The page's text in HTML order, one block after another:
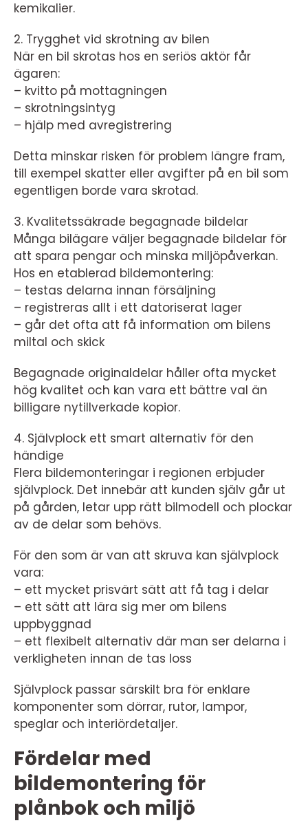
kemikalier.
2. Trygghet vid skrotning av bilen
När en bil skrotas hos en seriös aktör får
ägaren:
– kvitto på mottagningen
– skrotningsintyg
– hjälp med avregistrering
Detta minskar risken för problem längre fram,
till exempel skatter eller avgifter på en bil som
egentligen borde vara skrotad.
3. Kvalitetssäkrade begagnade bildelar
Många bilägare väljer begagnade bildelar för
att spara pengar och minska miljöpåverkan.
Hos en etablerad bildemontering:
– testas delarna innan försäljning
– registreras allt i ett datoriserat lager
– går det ofta att få information om bilens
miltal och skick
Begagnade originaldelar håller ofta mycket
hög kvalitet och kan vara ett bättre val än
billigare nytillverkade kopior.
4. Självplock ett smart alternativ för den
händige
Flera bildemonteringar i regionen erbjuder
självplock. Det innebär att kunden själv går ut
på gården, letar upp rätt bilmodell och plockar
av de delar som behövs.
För den som är van att skruva kan självplock
vara:
– ett mycket prisvärt sätt att få tag i delar
– ett sätt att lära sig mer om bilens
uppbyggnad
– ett flexibelt alternativ där man ser delarna i
verkligheten innan de tas loss
Självplock passar särskilt bra för enklare
komponenter som dörrar, rutor, lampor,
speglar och interiördetaljer.
Fördelar med
bildemontering för
plånbok och miljö